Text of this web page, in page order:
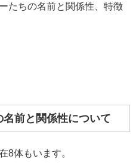
たちの名前と関係性、特徴
前と関係性について
8体もいます。